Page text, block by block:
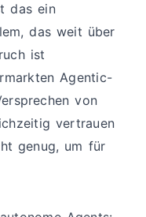
das ein
das weit über
ist
Agentic-
von
vertrauen
genug, um für